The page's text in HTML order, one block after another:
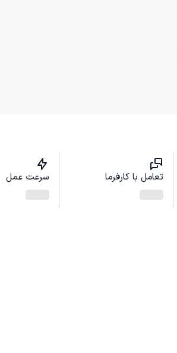
تعامل با کارفرما سرعت عمل